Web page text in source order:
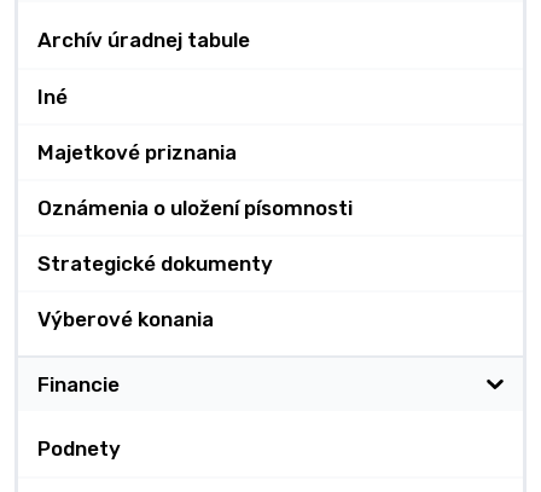
Archív úradnej tabule
Iné
Majetkové priznania
Oznámenia o uložení písomnosti
Strategické dokumenty
Výberové konania
Financie
Podnety